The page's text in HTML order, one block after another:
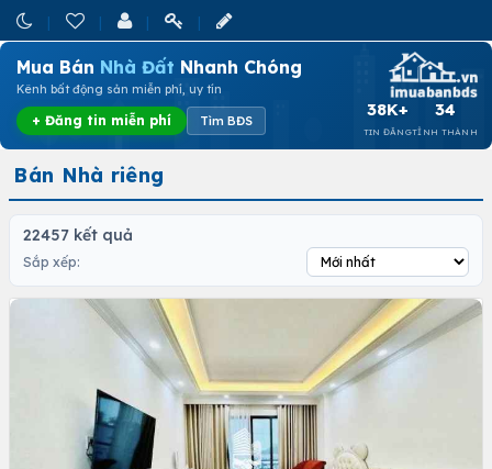
Mua Bán Nhà Đất Nhanh Chóng
Kênh bất động sản miễn phí, uy tín
+ Đăng tin miễn phí Tìm BĐS
38K+
TIN ĐĂNG
34
TỈNH THÀNH
Bán Nhà riêng
22457 kết quả
Sắp xếp: